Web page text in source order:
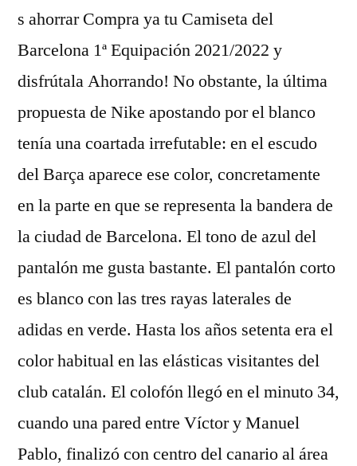
s ahorrar Compra ya tu Camiseta del
Barcelona 1ª Equipación 2021/2022 y
disfrútala Ahorrando! No obstante, la última
propuesta de Nike apostando por el blanco
tenía una coartada irrefutable: en el escudo
del Barça aparece ese color, concretamente
en la parte en que se representa la bandera de
la ciudad de Barcelona. El tono de azul del
pantalón me gusta bastante. El pantalón corto
es blanco con las tres rayas laterales de
adidas en verde. Hasta los años setenta era el
color habitual en las elásticas visitantes del
club catalán. El colofón llegó en el minuto 34,
cuando una pared entre Víctor y Manuel
Pablo, finalizó con centro del canario al área